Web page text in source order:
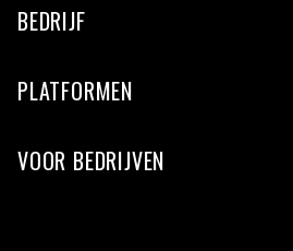
BEDRIJF
PLATFORMEN
VOOR BEDRIJVEN